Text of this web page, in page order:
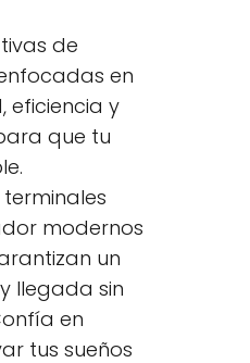
de
en
eficiencia y
que tu
modernos
un
llegada sin
en
tus sueños